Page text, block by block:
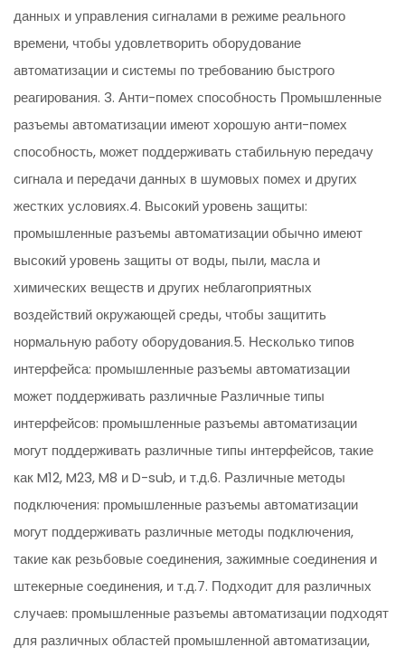
данных и управления сигналами в режиме реального
времени, чтобы удовлетворить оборудование
автоматизации и системы по требованию быстрого
реагирования. 3. Анти-помех способность Промышленные
разъемы автоматизации имеют хорошую анти-помех
способность, может поддерживать стабильную передачу
сигнала и передачи данных в шумовых помех и других
жестких условиях.4. Высокий уровень защиты:
промышленные разъемы автоматизации обычно имеют
высокий уровень защиты от воды, пыли, масла и
химических веществ и других неблагоприятных
воздействий окружающей среды, чтобы защитить
нормальную работу оборудования.5. Несколько типов
интерфейса: промышленные разъемы автоматизации
может поддерживать различные Различные типы
интерфейсов: промышленные разъемы автоматизации
могут поддерживать различные типы интерфейсов, такие
как M12, M23, M8 и D-sub, и т.д.6. Различные методы
подключения: промышленные разъемы автоматизации
могут поддерживать различные методы подключения,
такие как резьбовые соединения, зажимные соединения и
штекерные соединения, и т.д.7. Подходит для различных
случаев: промышленные разъемы автоматизации подходят
для различных областей промышленной автоматизации,